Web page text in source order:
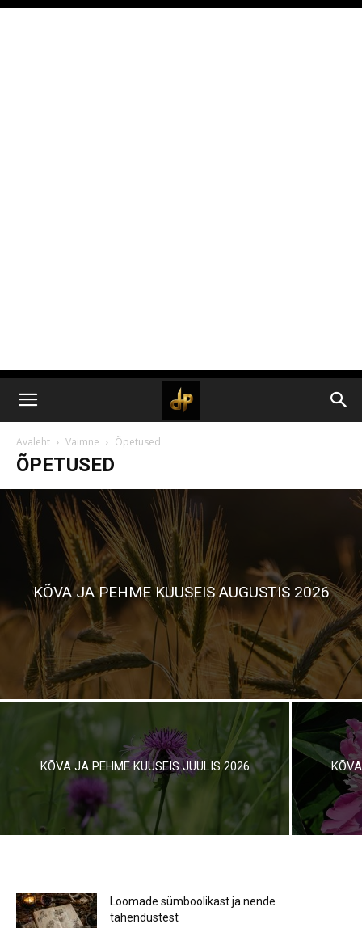
Avaleht Vaimne Õpetused
ÕPETUSED
KÕVA JA PEHME KUUSEIS AUGUSTIS 2026
KÕVA JA PEHME KUUSEIS JUULIS 2026
Loomade sümboolikast ja nende
tähendustest